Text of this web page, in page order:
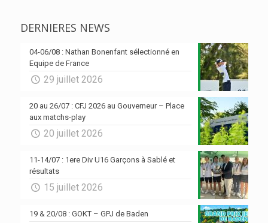
DERNIERES NEWS
04-06/08 : Nathan Bonenfant sélectionné en
Equipe de France
29 juillet 2026
20 au 26/07 : CFJ 2026 au Gouverneur – Place
aux matchs-play
20 juillet 2026
11-14/07 : 1ere Div U16 Garçons à Sablé et
résultats
15 juillet 2026
19 & 20/08 : GOKT – GPJ de Baden